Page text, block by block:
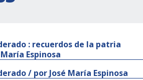
: recuerdos de la patria
Espinosa
/ por José María Espinosa